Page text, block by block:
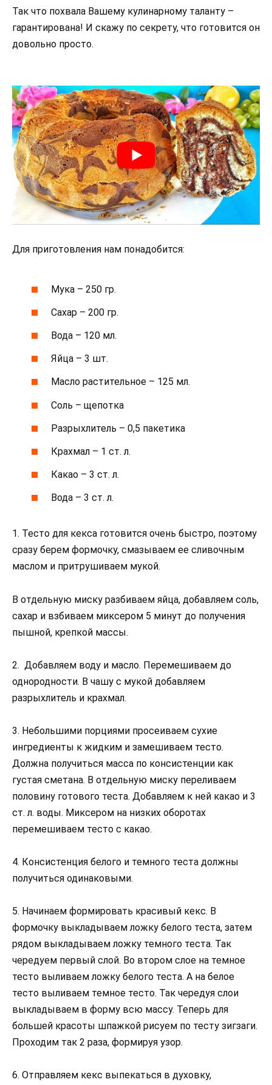
Так что похвала Вашему кулинарному таланту –
гарантирована! И скажу по секрету, что готовится он
довольно просто.
Для приготовления нам понадобится:
Мука – 250 гр.
Сахар – 200 гр.
Вода – 120 мл.
Яйца – 3 шт.
Масло растительное – 125 мл.
Соль – щепотка
Разрыхлитель – 0,5 пакетика
Крахмал – 1 ст. л.
Какао – 3 ст. л.
Вода – 3 ст. л.
1. Тесто для кекса готовится очень быстро, поэтому
сразу берем формочку, смазываем ее сливочным
маслом и притрушиваем мукой.
В отдельную миску разбиваем яйца, добавляем соль,
сахар и взбиваем миксером 5 минут до получения
пышной, крепкой массы.
2. Добавляем воду и масло. Перемешиваем до
однородности. В чашу с мукой добавляем
разрыхлитель и крахмал.
3. Небольшими порциями просеиваем сухие
ингредиенты к жидким и замешиваем тесто.
Должна получиться масса по консистенции как
густая сметана. В отдельную миску переливаем
половину готового теста. Добавляем к ней какао и 3
ст. л. воды. Миксером на низких оборотах
перемешиваем тесто с какао.
4. Консистенция белого и темного теста должны
получиться одинаковыми.
5. Начинаем формировать красивый кекс. В
формочку выкладываем ложку белого теста, затем
рядом выкладываем ложку темного теста. Так
чередуем первый слой. Во втором слое на темное
тесто выливаем ложку белого теста. А на белое
тесто выливаем темное тесто. Так чередуя слои
выкладываем в форму всю массу. Теперь для
большей красоты шпажкой рисуем по тесту зигзаги.
Проходим так 2 раза, формируя узор.
6. Отправляем кекс выпекаться в духовку,